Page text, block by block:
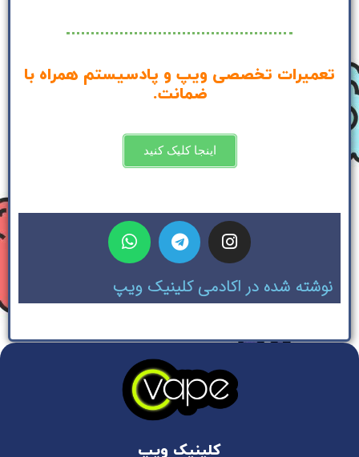
تعمیرات تخصصی ویپ و پادسیستم همراه با
ضمانت.
اینجا کلیک کنید
نوشته شده در اکادمی کلینیک ویپ
کلینیک ویپ